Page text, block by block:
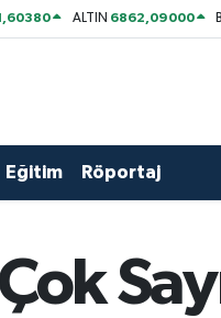
ALTIN 6862,09000
Eğitim Röportaj